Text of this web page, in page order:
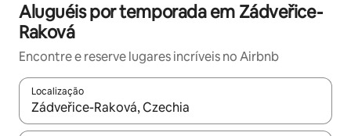
Aluguéis por temporada em Zádveřice-
Raková
Encontre e reserve lugares incríveis no Airbnb
Localização
Quando os resultados estiverem disponíveis, explore-os